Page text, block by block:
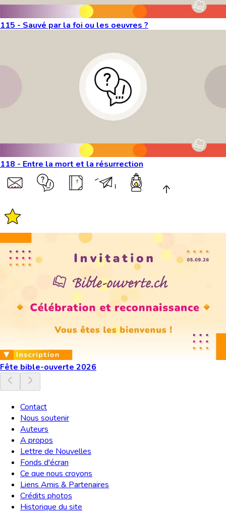
115 - Sauvé par la foi ou les oeuvres ?
118 - Entre la mort et la résurrection
Fête bible-ouverte 2026
Contact
Nous soutenir
Auteurs
A propos
Lettre de Nouvelles
Fonds d'écran
Ce que nous croyons
Liens Amis & Partenaires
Crédits photos
Historique du site